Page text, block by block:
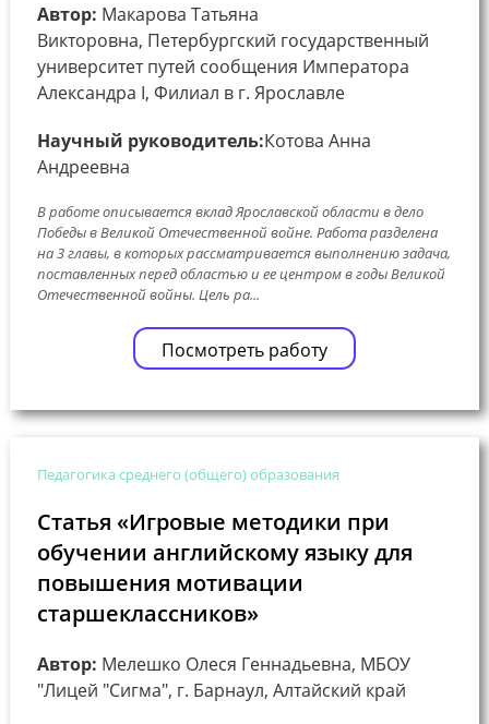
Автор: Макарова Татьяна
Викторовна, Петербургский государственный
университет путей сообщения Императора
Александра I, Филиал в г. Ярославле
Научный руководитель:Котова Анна
Андреевна
В работе описывается вклад Ярославской области в дело
Победы в Великой Отечественной войне. Работа разделена
на 3 главы, в которых рассматривается выполнению задача,
поставленных перед областью и ее центром в годы Великой
Отечественной войны. Цель ра...
Посмотреть работу
Педагогика среднего (общего) образования
Статья «Игровые методики при
обучении английскому языку для
повышения мотивации
старшеклассников»
Автор: Мелешко Олеся Геннадьевна, МБОУ
"Лицей "Сигма", г. Барнаул, Алтайский край